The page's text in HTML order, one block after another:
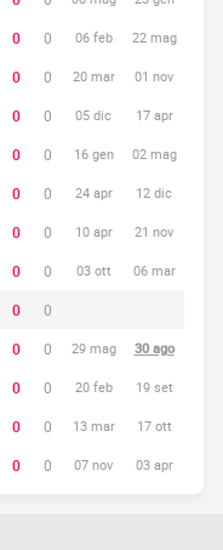
0 0 06 feb 22 mag
0 0 20 mar 01 nov
0 0 05 dic 17 apr
0 0 16 gen 02 mag
0 0 24 apr 12 dic
0 0 10 apr 21 nov
0 0 03 ott 06 mar
0
0
0 0 29 mag 30 ago
0 0 20 feb 19 set
0 0 13 mar 17 ott
0 0 07 nov 03 apr